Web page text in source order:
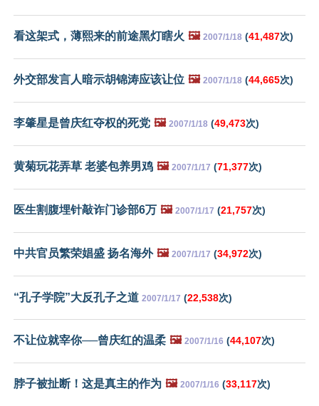
看这架式，薄熙来的前途黑灯瞎火 🖼️ 2007/1/18 (41,487次)
外交部发言人暗示胡锦涛应该让位 🖼️ 2007/1/18 (44,665次)
李肇星是曾庆红夺权的死党 🖼️ 2007/1/18 (49,473次)
黄菊玩花弄草 老婆包养男鸡 🖼️ 2007/1/17 (71,377次)
医生割腹埋针敲诈门诊部6万 🖼️ 2007/1/17 (21,757次)
中共官员繁荣娼盛 扬名海外 🖼️ 2007/1/17 (34,972次)
“孔子学院”大反孔子之道 2007/1/17 (22,538次)
不让位就宰你──曾庆红的温柔 🖼️ 2007/1/16 (44,107次)
脖子被扯断！这是真主的作为 🖼️ 2007/1/16 (33,117次)